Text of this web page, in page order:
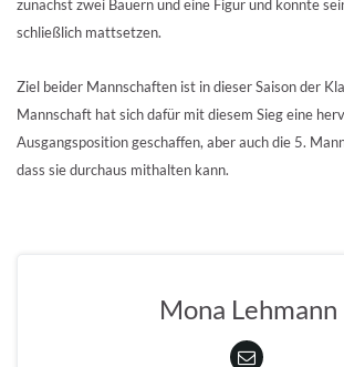
zunächst zwei Bauern und eine Figur und konnte
schließlich mattsetzen.
Ziel beider Mannschaften ist in dieser Saison der
Mannschaft hat sich dafür mit diesem Sieg eine
Ausgangsposition geschaffen, aber auch die 5.
dass sie durchaus mithalten kann.
Mona Lehmann